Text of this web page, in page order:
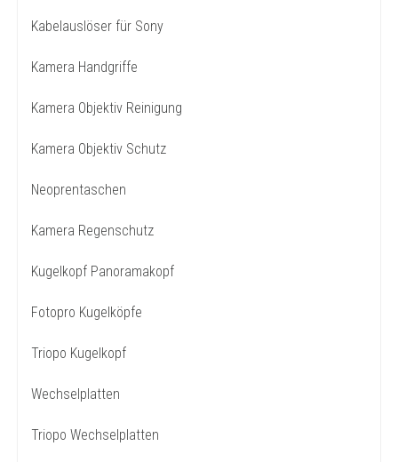
Kabelauslöser für Sony
Kamera Handgriffe
Kamera Objektiv Reinigung
Kamera Objektiv Schutz
Neoprentaschen
Kamera Regenschutz
Kugelkopf Panoramakopf
Fotopro Kugelköpfe
Triopo Kugelkopf
Wechselplatten
Triopo Wechselplatten